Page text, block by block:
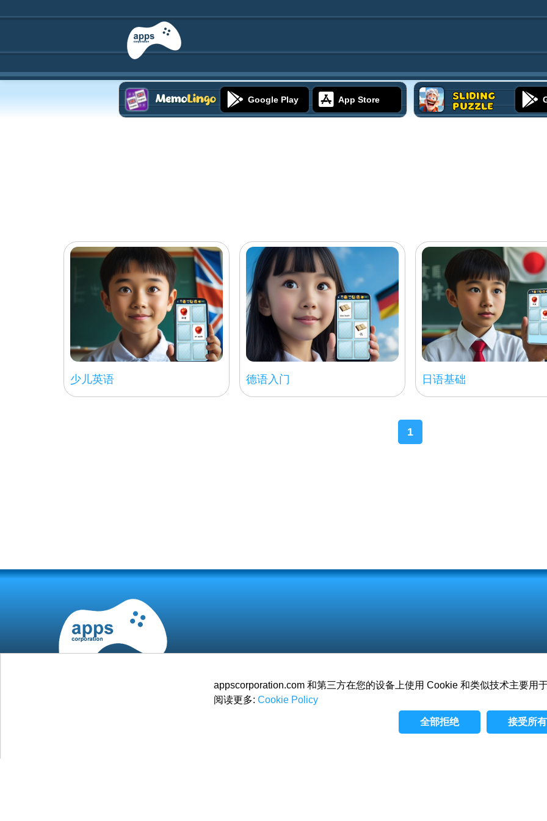
Google Play App Store Sliding
Puzzle
少儿英语 德语入门 日语基础
1
游戏 愿景
appscorporation.com 和第三方在您的设备上使用 Cookie 和类似技术主要用
阅读更多: Cookie Policy
接受所
全部拒绝